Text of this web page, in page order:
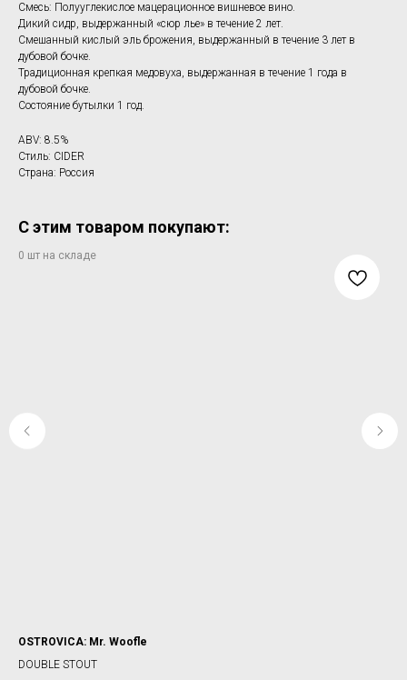
Смесь: Полууглекислое мацерационное вишневое вино.
Дикий сидр, выдержанный «сюр лье» в течение 2 лет.
Смешанный кислый эль брожения, выдержанный в течение 3 лет в
дубовой бочке.
Традиционная крепкая медовуха, выдержанная в течение 1 года в
дубовой бочке.
Состояние бутылки 1 год.
ABV: 8.5%
Стиль: CIDER
Страна: Россия
С этим товаром покупают:
OSTROVICA: Mr. Woofle
DOUBLE STOUT